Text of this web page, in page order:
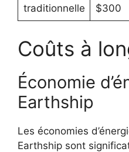
traditionnelle
$300
Coûts à
Économie
Earthship
Les économies
Earthship sont